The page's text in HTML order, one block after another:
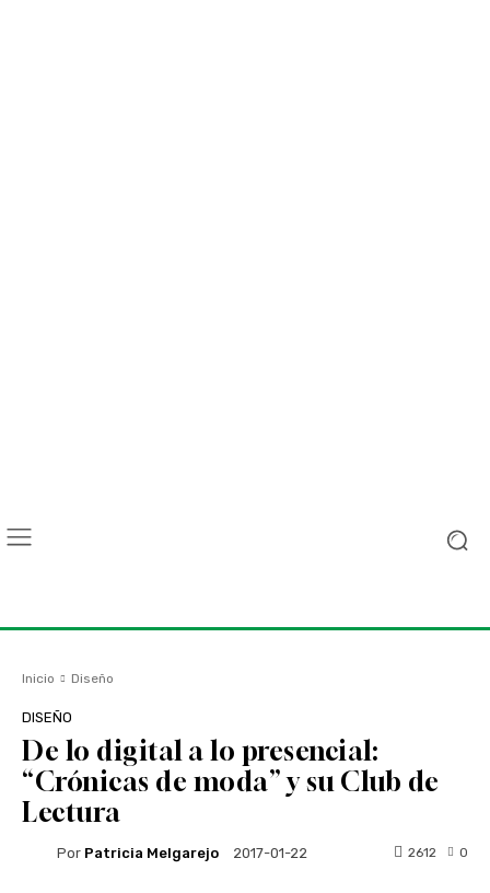
Inicio Diseño
DISEÑO
De lo digital a lo presencial:
“Crónicas de moda” y su Club de
Lectura
Por Patricia Melgarejo 2017-01-22 0
2612